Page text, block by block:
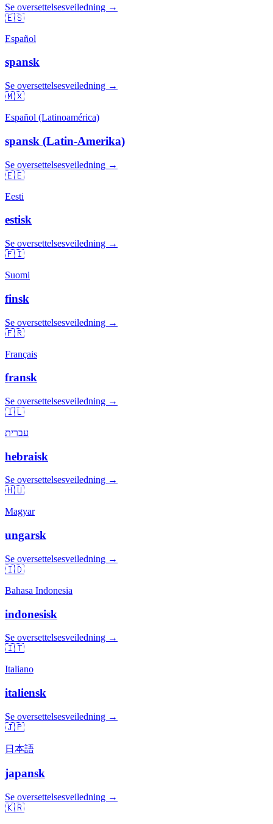
Se oversettelsesveiledning →
🇪🇸
Español
spansk
Se oversettelsesveiledning →
🇲🇽
Español (Latinoamérica)
spansk (Latin-Amerika)
Se oversettelsesveiledning →
🇪🇪
Eesti
estisk
Se oversettelsesveiledning →
🇫🇮
Suomi
finsk
Se oversettelsesveiledning →
🇫🇷
Français
fransk
Se oversettelsesveiledning →
🇮🇱
עברית
hebraisk
Se oversettelsesveiledning →
🇭🇺
Magyar
ungarsk
Se oversettelsesveiledning →
🇮🇩
Bahasa Indonesia
indonesisk
Se oversettelsesveiledning →
🇮🇹
Italiano
italiensk
Se oversettelsesveiledning →
🇯🇵
日本語
japansk
Se oversettelsesveiledning →
🇰🇷